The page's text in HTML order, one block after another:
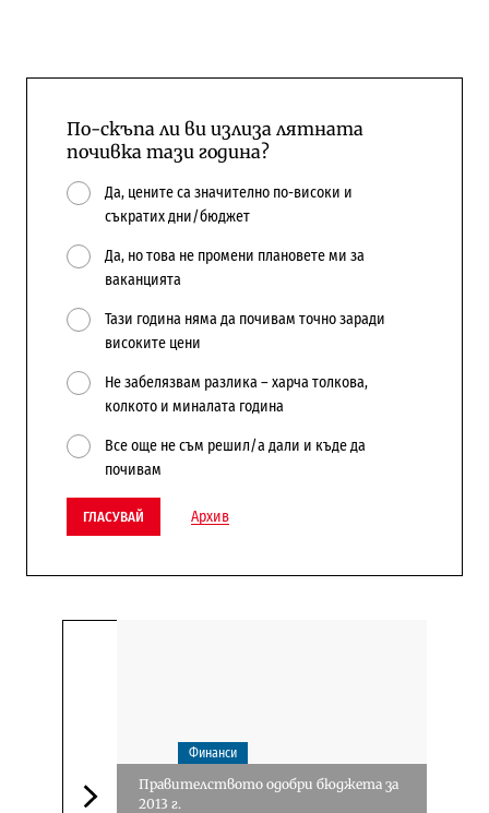
По-скъпа ли ви излиза лятната
почивка тази година?
Да, цените са значително по-високи и
съкратих дни/бюджет
Да, но това не промени плановете ми за
ваканцията
Тази година няма да почивам точно заради
високите цени
Не забелязвам разлика – харча толкова,
колкото и миналата година
Все още не съм решил/а дали и къде да
почивам
ГЛАСУВАЙ Архив
Финанси
Правителството одобри бюджета за
2013 г.